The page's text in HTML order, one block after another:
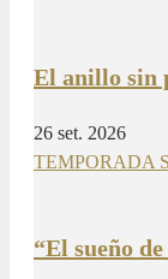
El anillo sin
26 set. 2026
TEMPORADA
“El sueño